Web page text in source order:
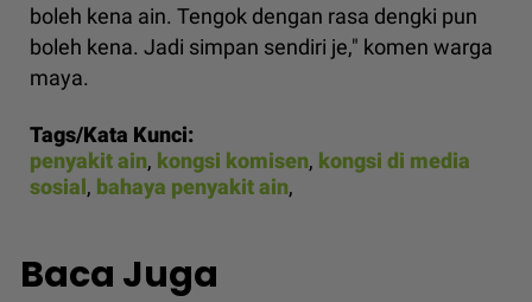
boleh kena ain. Tengok dengan rasa dengki pun
boleh kena. Jadi simpan sendiri je," komen warga
maya.
Tags/Kata Kunci:
penyakit ain, kongsi komisen, kongsi di media
sosial, bahaya penyakit ain,
Baca Juga